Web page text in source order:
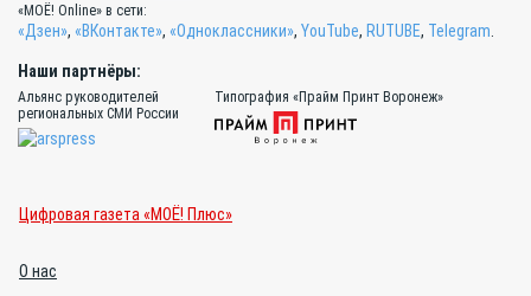
«МОЁ! Online» в сети:
«Дзен», «ВКонтакте», «Одноклассники», YouTube, RUTUBE, Telegram
Наши партнёры:
Альянс руководителей
региональных СМИ России
Типография «Прайм Принт Воронеж»
Цифровая газета «МОЁ! Плюс»
О нас